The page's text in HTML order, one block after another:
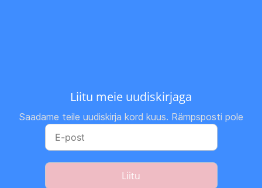
Liitu meie uudiskirjaga
Saadame teile uudiskirja kord kuus. Rämpsposti pole
Liitu